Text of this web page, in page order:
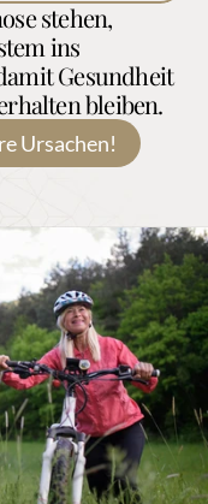
stehen,
ins
Gesundheit
bleiben.
Ursachen!